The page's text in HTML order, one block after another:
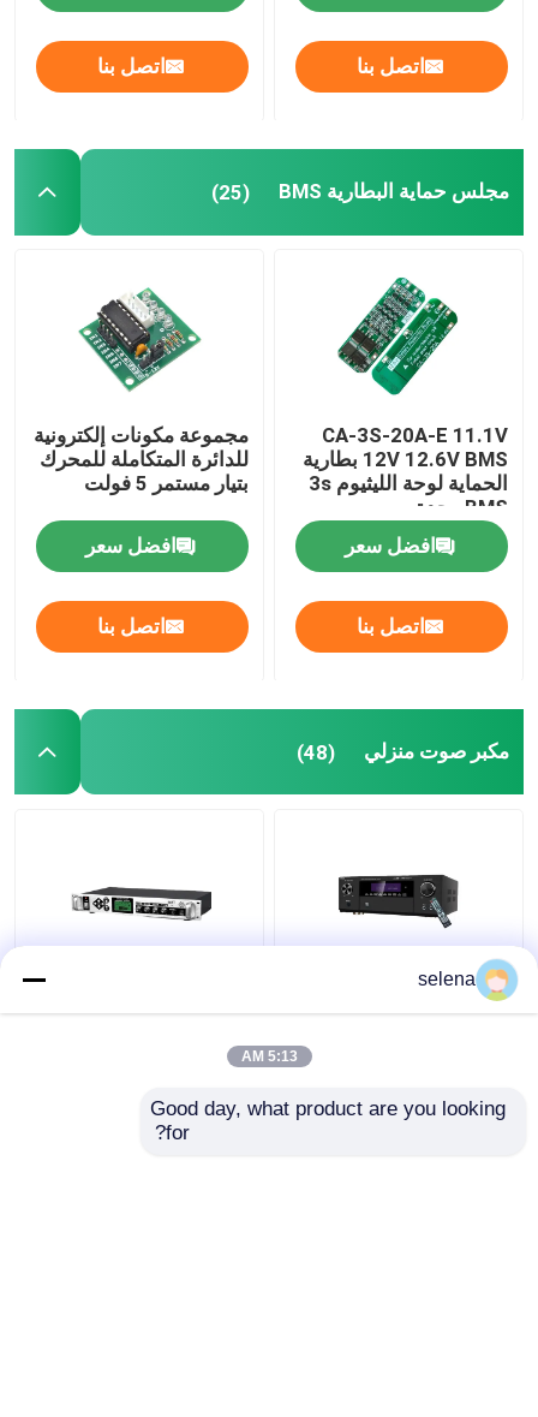
اتصل بنا اتصل بنا
مجلس حماية البطارية BMS (25)
CA-3S-20A-E 11.1V
12V 12.6V BMS بطارية
الحماية لوحة الليثيوم 3s
BMS وحدة
افضل سعر
اتصل بنا
مجموعة مكونات إلكترونية
للدائرة المتكاملة للمحرك
بتيار مستمر 5 فولت
افضل سعر
اتصل بنا
مكبر صوت منزلي (48)
طاقة بروفي ، BT Wi-Fi
افضل سعر
مكبر الصوت التلقائي مع
مكبر عمود معدني خارجي
افضل سعر
selena
5:13 AM
Good day, what product are you looking
for?